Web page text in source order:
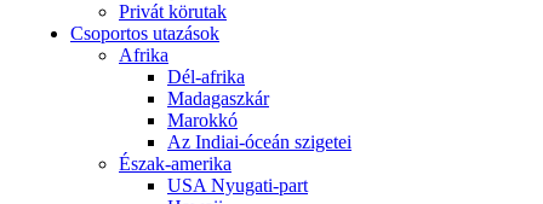
Privát körutak
Csoportos utazások
Afrika
Dél-afrika
Madagaszkár
Marokkó
Az Indiai-óceán szigetei
Észak-amerika
USA Nyugati-part